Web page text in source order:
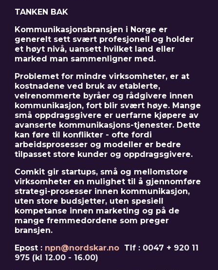
TANKEN BAK
Kommunikasjonsbransjen i Norge er
generelt sett svært profesjonell og holder
et høyt nivå, uansett hvilket land eller
marked man sammenligner med.
Problemet for mindre virksomheter, er at
kostnadene ved bruk av etablerte,
velrenommerte byråer og rådgivere innen
kommunikasjon, fort blir svært høye. Mange
små oppdragsgivere er uerfarne kjøpere av
avanserte kommunikasjons-tjenester. Dette
kan føre til konflikter - ofte fordi
arbeidsprosesser og modeller er bedre
tilpasset store kunder og oppdragsgivere.
Comkit gir startups, små og mellomstore
virksomheter en mulighet til å gjennomføre
strategi-prosesser innen kommunikasjon,
uten store budsjetter, uten spesiell
kompetanse innen marketing og på de
mange fremmedordene som preger
bransjen.
Epost : npn@nordskar.no T lf : 0047 + 920 11
975 (kl 12.00 - 16.00)